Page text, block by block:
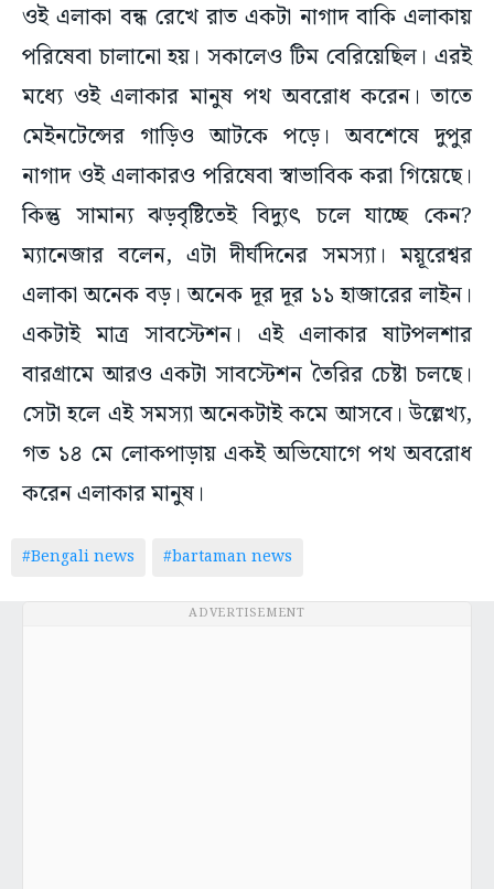
ওই এলাকা বন্ধ রেখে রাত একটা নাগাদ বাকি এলাকায়
পরিষেবা চালানো হয়। সকালেও টিম বেরিয়েছিল। এরই
মধ্যে ওই এলাকার মানুষ পথ অবরোধ করেন। তাতে
মেইনটেন্সের গাড়িও আটকে পড়ে। অবশেষে দুপুর
নাগাদ ওই এলাকারও পরিষেবা স্বাভাবিক করা গিয়েছে।
কিন্তু সামান্য ঝড়বৃষ্টিতেই বিদ্যুৎ চলে যাচ্ছে কেন?
ম্যানেজার বলেন, এটা দীর্ঘদিনের সমস্যা। ময়ূরেশ্বর
এলাকা অনেক বড়। অনেক দূর দূর ১১ হাজারের লাইন।
একটাই মাত্র সাবস্টেশন। এই এলাকার ষাটপলশার
বারগ্রামে আরও একটা সাবস্টেশন তৈরির চেষ্টা চলছে।
সেটা হলে এই সমস্যা অনেকটাই কমে আসবে। উল্লেখ্য,
গত ১৪ মে লোকপাড়ায় একই অভিযোগে পথ অবরোধ
করেন এলাকার মানুষ।
#Bengali news #bartaman news
ADVERTISEMENT